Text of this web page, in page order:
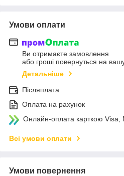
Умови оплати
Ви отримаєте замовлення
або гроші повернуться на
Детальніше
Післяплата
Оплата на рахунок
Онлайн-оплата карткою Visa,
Всі умови оплати
Умови повернення